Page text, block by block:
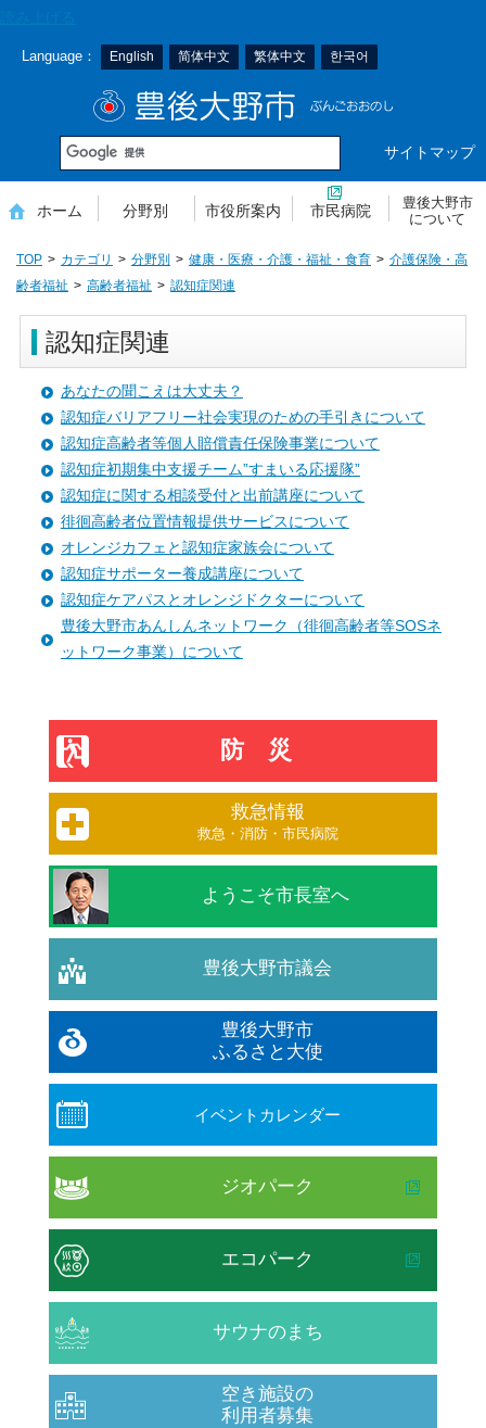
Language： English 简体中文 繁体中文 한국어
サイトマップ
ホーム 分野別 市役所案内 市民病院
豊後大野市
について
TOP カテゴリ 分野別 健康・医療・介護・福祉・食育
介護保険・高
齢者福祉
高齢者福祉 認知症関連
認知症関連
あなたの聞こえは大丈夫？
認知症バリアフリー社会実現のための手引きについて
認知症高齢者等個人賠償責任保険事業について
認知症初期集中支援チーム”すまいる応援隊”
認知症に関する相談受付と出前講座について
徘徊高齢者位置情報提供サービスについて
オレンジカフェと認知症家族会について
認知症サポーター養成講座について
認知症ケアパスとオレンジドクターについて
豊後大野市あんしんネットワーク（徘徊高齢者等SOSネ
ットワーク事業）について
防災
救急情報
救急・消防・市民病院
ようこそ市長室へ
豊後大野市議会
豊後大野市
ふるさと大使
イベントカレンダー
ジオパーク
エコパーク
サウナのまち
空き施設の
利用者募集